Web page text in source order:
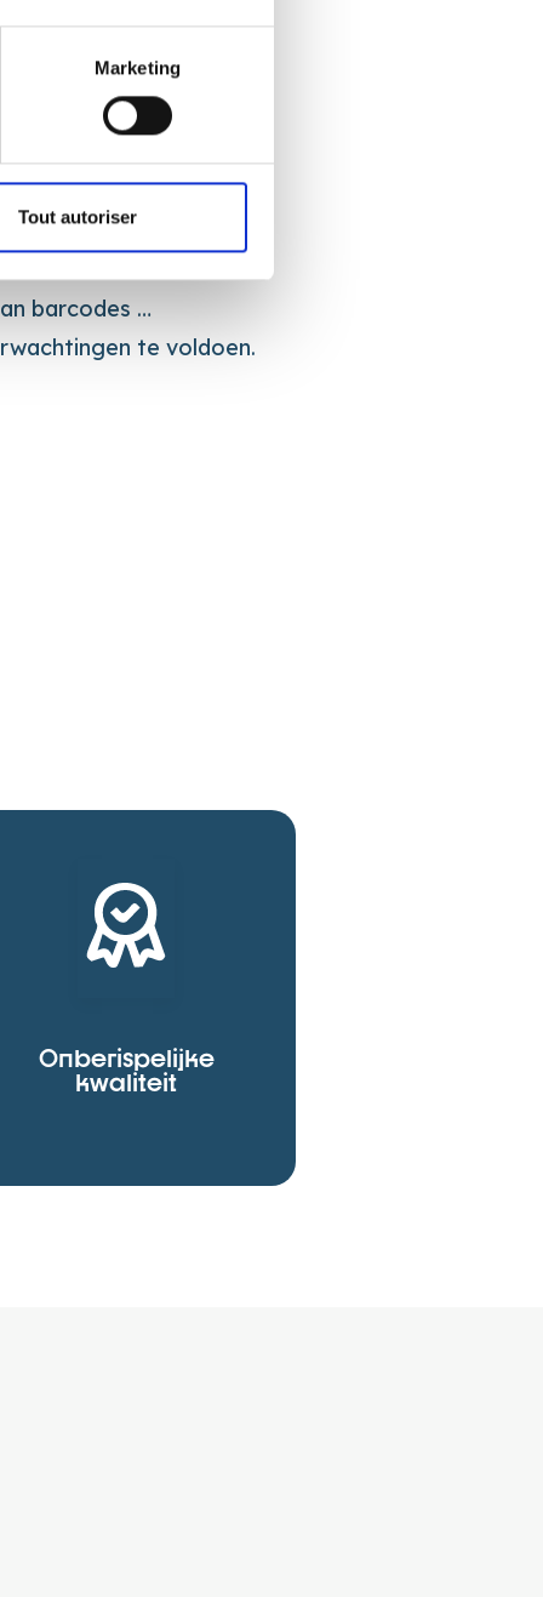
Marketing
Tout autoriser
barcodes …
te voldoen.
Onberispelijke
kwaliteit